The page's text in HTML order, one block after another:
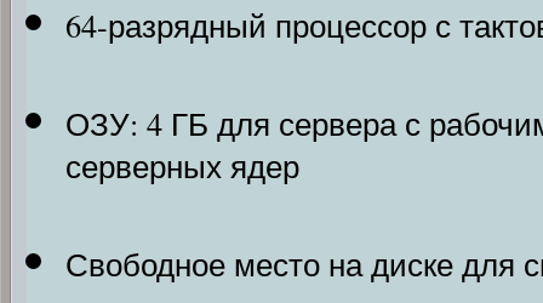
64-разрядный процессор с
ОЗУ: 4 ГБ для сервера с
серверных ядер
Свободное место на диске для